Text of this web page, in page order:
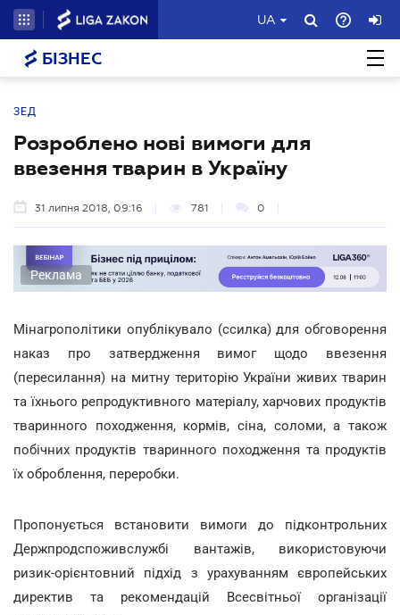
UA
БІЗНЕС
ЗЕД
Розроблено нові вимоги для
ввезення тварин в Україну
31 липня 2018, 09:16 781 0
Реклама
Мінагрополітики опублікувало (ссилка) для обговорення
наказ про затвердження вимог щодо ввезення
(пересилання) на митну територію України живих тварин
та їхнього репродуктивного матеріалу, харчових продуктів
тваринного походження, кормів, сіна, соломи, а також
побічних продуктів тваринного походження та продуктів
їх оброблення, переробки.
Пропонується встановити вимоги до підконтрольних
Держпродспоживслужбі вантажів, використовуючи
ризик-орієнтовний підхід з урахуванням європейських
директив та рекомендацій Всесвітньої організації